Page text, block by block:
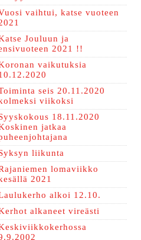
vaihtui, katse vuoteen
Jouluun ja
2021 !!
vaikutuksia
seis 20.11.2020
viikoksi
18.11.2020
jatkaa
liikunta
lomaviikko
2021
alkoi 12.10.
alkaneet vireästi